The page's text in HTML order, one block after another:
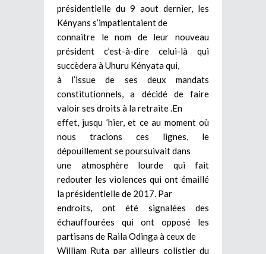
présidentielle du 9 aout dernier, les
Kényans s’impatientaient de
connaitre le nom de leur nouveau
président c’est-à-dire celui-là qui
succèdera à Uhuru Kényata qui,
à l’issue de ses deux mandats
constitutionnels, a décidé de faire
valoir ses droits à la retraite .En
effet, jusqu ’hier, et ce au moment où
nous tracions ces lignes, le
dépouillement se poursuivait dans
une atmosphère lourde qui fait
redouter les violences qui ont émaillé
la présidentielle de 2017. Par
endroits, ont été signalées des
échauffourées qui ont opposé les
partisans de Raila Odinga à ceux de
William Ruta par ailleurs colistier du